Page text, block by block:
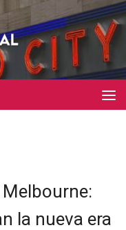
Melbourne:
la nueva era